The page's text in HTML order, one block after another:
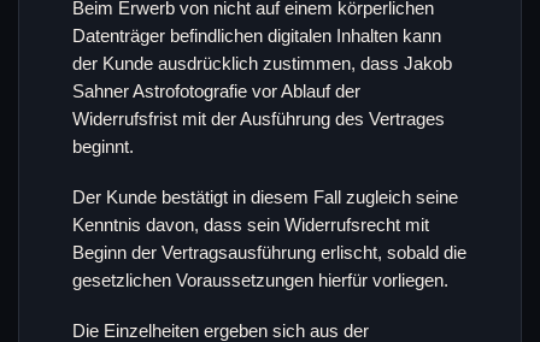
Beim Erwerb von nicht auf einem körperlichen
Datenträger befindlichen digitalen Inhalten kann
der Kunde ausdrücklich zustimmen, dass Jakob
Sahner Astrofotografie vor Ablauf der
Widerrufsfrist mit der Ausführung des Vertrages
beginnt.
Der Kunde bestätigt in diesem Fall zugleich seine
Kenntnis davon, dass sein Widerrufsrecht mit
Beginn der Vertragsausführung erlischt, sobald die
gesetzlichen Voraussetzungen hierfür vorliegen.
Die Einzelheiten ergeben sich aus der